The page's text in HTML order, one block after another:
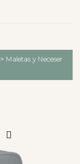
> Maletas y Neceser